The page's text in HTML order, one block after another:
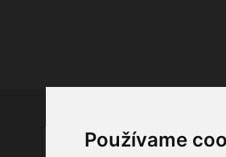
Používame